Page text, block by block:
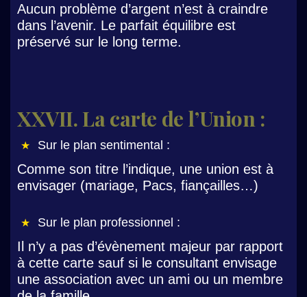
Aucun problème d’argent n’est à craindre
dans l’avenir. Le parfait équilibre est
préservé sur le long terme.
XXVII. La carte de l’Union :
Sur le plan sentimental :
Comme son titre l’indique, une union est à
envisager (mariage, Pacs, fiançailles…)
Sur le plan professionnel :
Il n’y a pas d’évènement majeur par rapport
à cette carte sauf si le consultant envisage
une association avec un ami ou un membre